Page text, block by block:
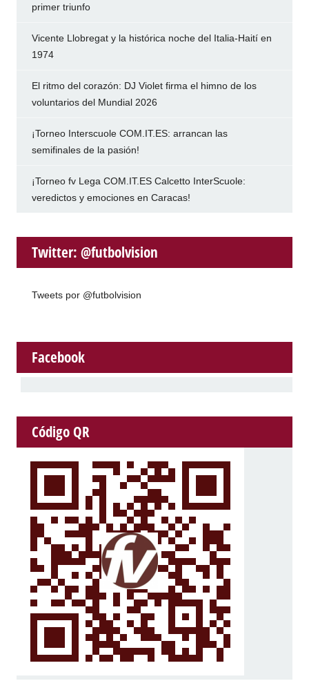
primer triunfo
Vicente Llobregat y la histórica noche del Italia-Haití en
1974
El ritmo del corazón: DJ Violet firma el himno de los
voluntarios del Mundial 2026
¡Torneo Interscuole COM.IT.ES: arrancan las
semifinales de la pasión!
¡Torneo fv Lega COM.IT.ES Calcetto InterScuole:
veredictos y emociones en Caracas!
Twitter: @futbolvision
Tweets por @futbolvision
Facebook
Código QR